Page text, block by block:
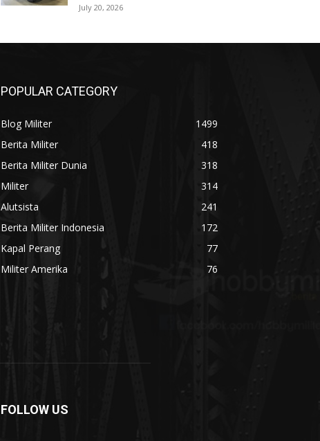
July 20, 2026
POPULAR CATEGORY
Blog Militer
1499
Berita Militer
418
Berita Militer Dunia
318
Militer
314
Alutsista
241
Berita Militer Indonesia
172
Kapal Perang
77
Militer Amerika
76
FOLLOW US